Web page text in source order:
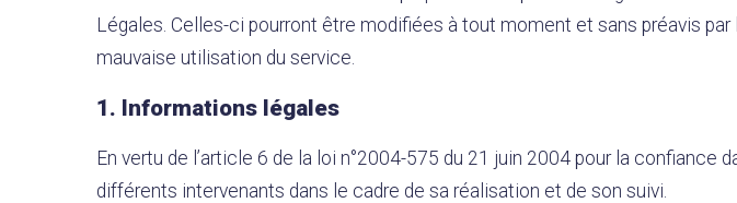
Légales. Celles-ci pourront être modifiées à tout moment et sans préavis
mauvaise utilisation du service.
1. Informations légales
En vertu de l’article 6 de la loi n°2004-575 du 21 juin 2004 pour la
différents intervenants dans le cadre de sa réalisation et de son suivi.